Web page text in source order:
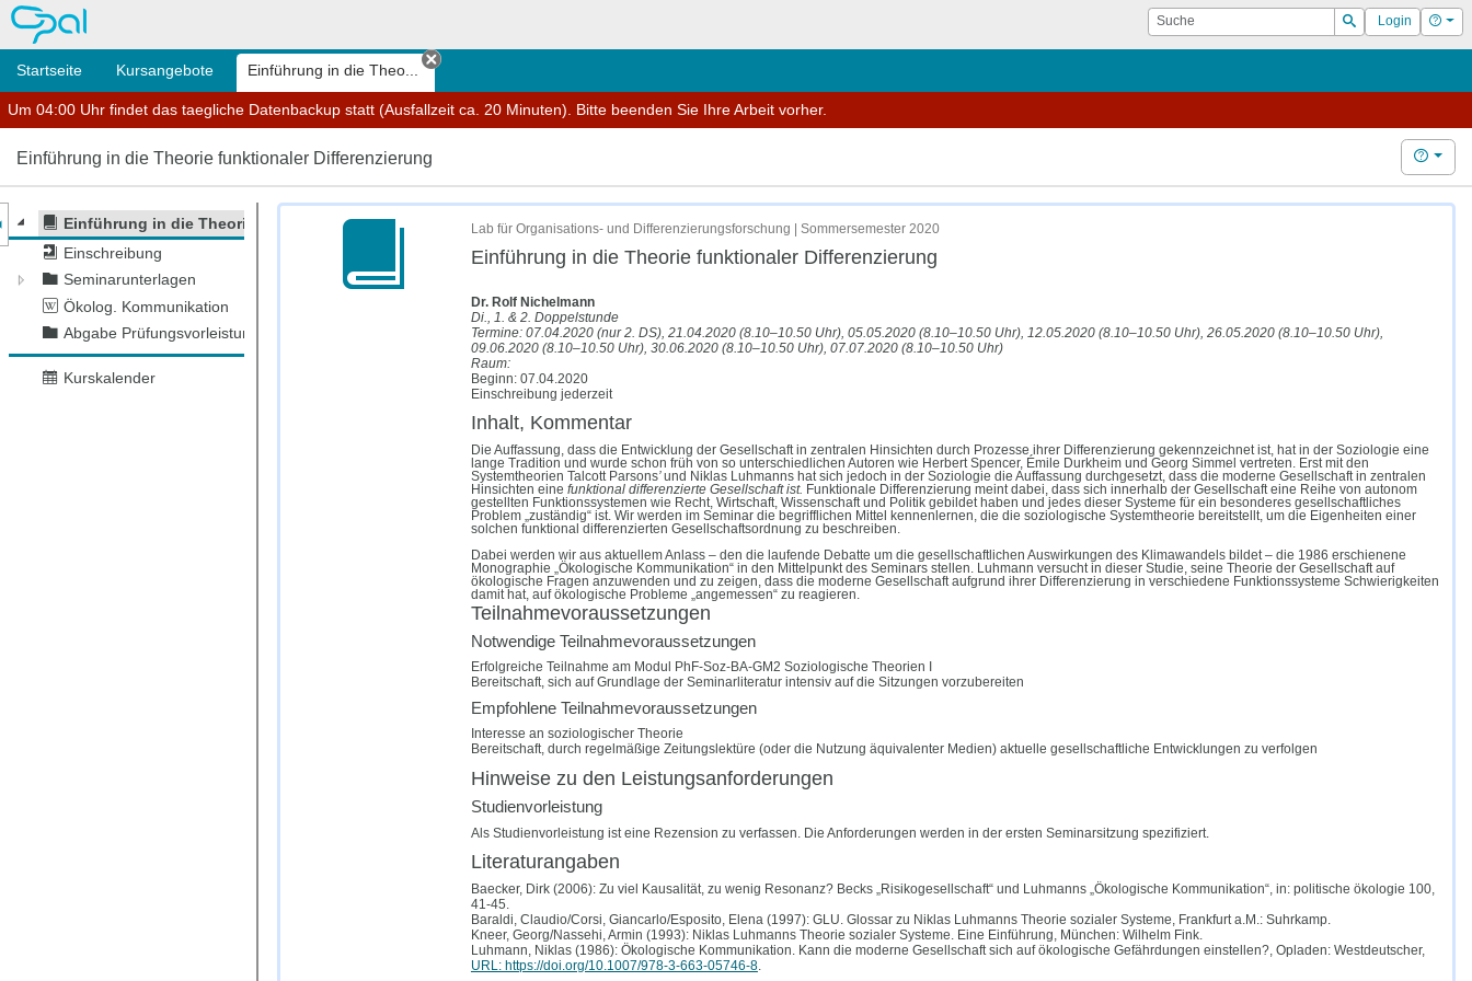
OPAL Suche
Suchen
Login Hilfe
Startseite Kursangebote Einführung in die Theo...
Tab schließen
Um 04:00 Uhr findet das taegliche Datenbackup statt (Ausfallzeit ca. 20 Minuten). Bitte beenden Sie Ihre Arbeit vorher.
Einführung in die Theorie funktionaler Differenzierung Hilfe
Einführung in die Theorie funktionaler Differenzierung
Einschreibung
Seminarunterlagen
Ökolog. Kommunikation
Abgabe Prüfungsvorleistung
Kurskalender
des Kursmenüs
Lab für Organisations- und Differenzierungsforschung | Sommersemester 2020
Einführung in die Theorie funktionaler Differenzierung
Dr. Rolf Nichelmann
Di., 1. & 2. Doppelstunde
Termine: 07.04.2020 (nur 2. DS), 21.04.2020 (8.10–10.50 Uhr), 05.05.2020 (8.10–10.50 Uhr), 12.05.2020 (8.10–10.50 Uhr), 26.05.2020 (8.10–10.50 Uhr),
09.06.2020 (8.10–10.50 Uhr), 30.06.2020 (8.10–10.50 Uhr), 07.07.2020 (8.10–10.50 Uhr)
Raum:
Beginn: 07.04.2020
Einschreibung jederzeit
Inhalt, Kommentar
Die Auffassung, dass die Entwicklung der Gesellschaft in zentralen Hinsichten durch Prozesse ihrer Differenzierung gekennzeichnet ist, hat in der Soziologie eine
lange Tradition und wurde schon früh von so unterschiedlichen Autoren wie Herbert Spencer, Émile Durkheim und Georg Simmel vertreten. Erst mit den
Systemtheorien Talcott Parsons’und Niklas Luhmanns hat sich jedoch in der Soziologie die Auffassung durchgesetzt, dass die moderne Gesellschaft in zentralen
Hinsichten eine funktional differenzierte Gesellschaft ist. Funktionale Differenzierung meint dabei, dass sich innerhalb der Gesellschaft eine Reihe von autonom
gestellten Funktionssystemen wie Recht, Wirtschaft, Wissenschaft und Politik gebildet haben und jedes dieser Systeme für ein besonderes gesellschaftliches
Problem „zuständig“ ist. Wir werden im Seminar die begrifflichen Mittel kennenlernen , die die soziologische Systemtheorie bereitstellt, um die Eigenheiten einer
solchen funktional differenzierten Gesellschaftsordnung zu beschreiben.
Dabei werden wir aus aktuellem Anlass – den die laufende Debatte um die gesellschaftlichen Auswirkungen des Klimawandels bildet – die 1986 erschienene
Monographie „Ökologische Kommunikation“ in den Mittelpunkt des Seminars stellen. Luhmann versucht in dieser Studie, seine Theorie der Gesellschaft auf
ökologische Fragen anzuwenden und zu zeigen, dass die moderne Gesellschaft aufgrund ihrer Differenzierung in verschiedene Funktionssysteme Schwierigkeiten
damit hat, auf ökologische Probleme „angemessen“ zu reagieren.
Teilnahmevoraussetzungen
Notwendige Teilnahmevoraussetzungen
Erfolgreiche Teilnahme am Modul PhF-Soz-BA-GM2 Soziologische Theorien I
Bereitschaft, sich auf Grundlage der Seminarliteratur intensiv auf die Sitzungen vorzubereiten
Empfohlene Teilnahmevoraussetzungen
Interesse an soziologischer Theorie
Bereitschaft, durch regelmäßige Zeitungslektüre (oder die Nutzung äquivalenter Medien) aktuelle gesellschaftliche Entwicklungen zu verfolgen
Hinweise zu den Leistungsanforderungen
Studienvorleistung
Als Studienvorleistung ist eine Rezension zu verfassen. Die Anforderungen werden in der ersten Seminarsitzung spezifiziert.
Literaturangaben
Baecker, Dirk (2006): Zu viel Kausalität, zu wenig Resonanz? Becks „Risikogesellschaft“und Luhmanns „Ökologische Kommunikation“, in: politische ökologie 100,
41-45.
Baraldi, Claudio/Corsi, Giancarlo/Esposito, Elena (1997): GLU. Glossar zu Niklas Luhmanns Theorie sozialer Systeme, Frankfurt a.M.: Suhrkamp.
Kneer, Georg/Nassehi, Armin (1993): Niklas Luhmanns Theorie sozialer Systeme. Eine Einführung, München: Wilhelm Fink.
Luhmann, Niklas (1986): Ökologische Kommunikation. Kann die moderne Gesellschaft sich auf ökologische Gefährdungen einstellen?, Opladen: Westdeutscher,
URL: https://doi.org/10.1007/978-3-663-05746-8.